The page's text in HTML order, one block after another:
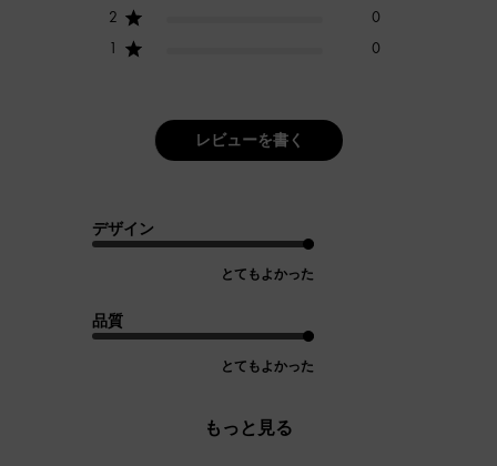
2
0
1
0
レビューを書く
デザイン
とてもよかった
品質
とてもよかった
もっと見る